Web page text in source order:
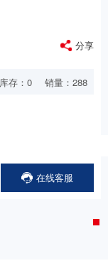
分享
库存： 0 销量：288
在线客服